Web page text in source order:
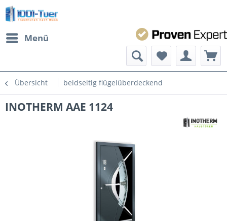
Menü
Übersicht beidseitig flügelüberdeckend
INOTHERM AAE 1124